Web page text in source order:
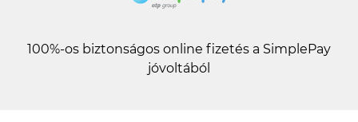
100%-os biztonságos online fizetés a SimplePay
jóvoltából